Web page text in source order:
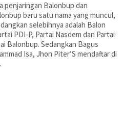
penjaringan Balonbup dan
baru satu nama yang muncul,
selebihnya adalah Balon
PDI-P, Partai Nasdem dan Partai
Balonbup. Sedangkan Bagus
Isa, Jhon Piter’S mendaftar di